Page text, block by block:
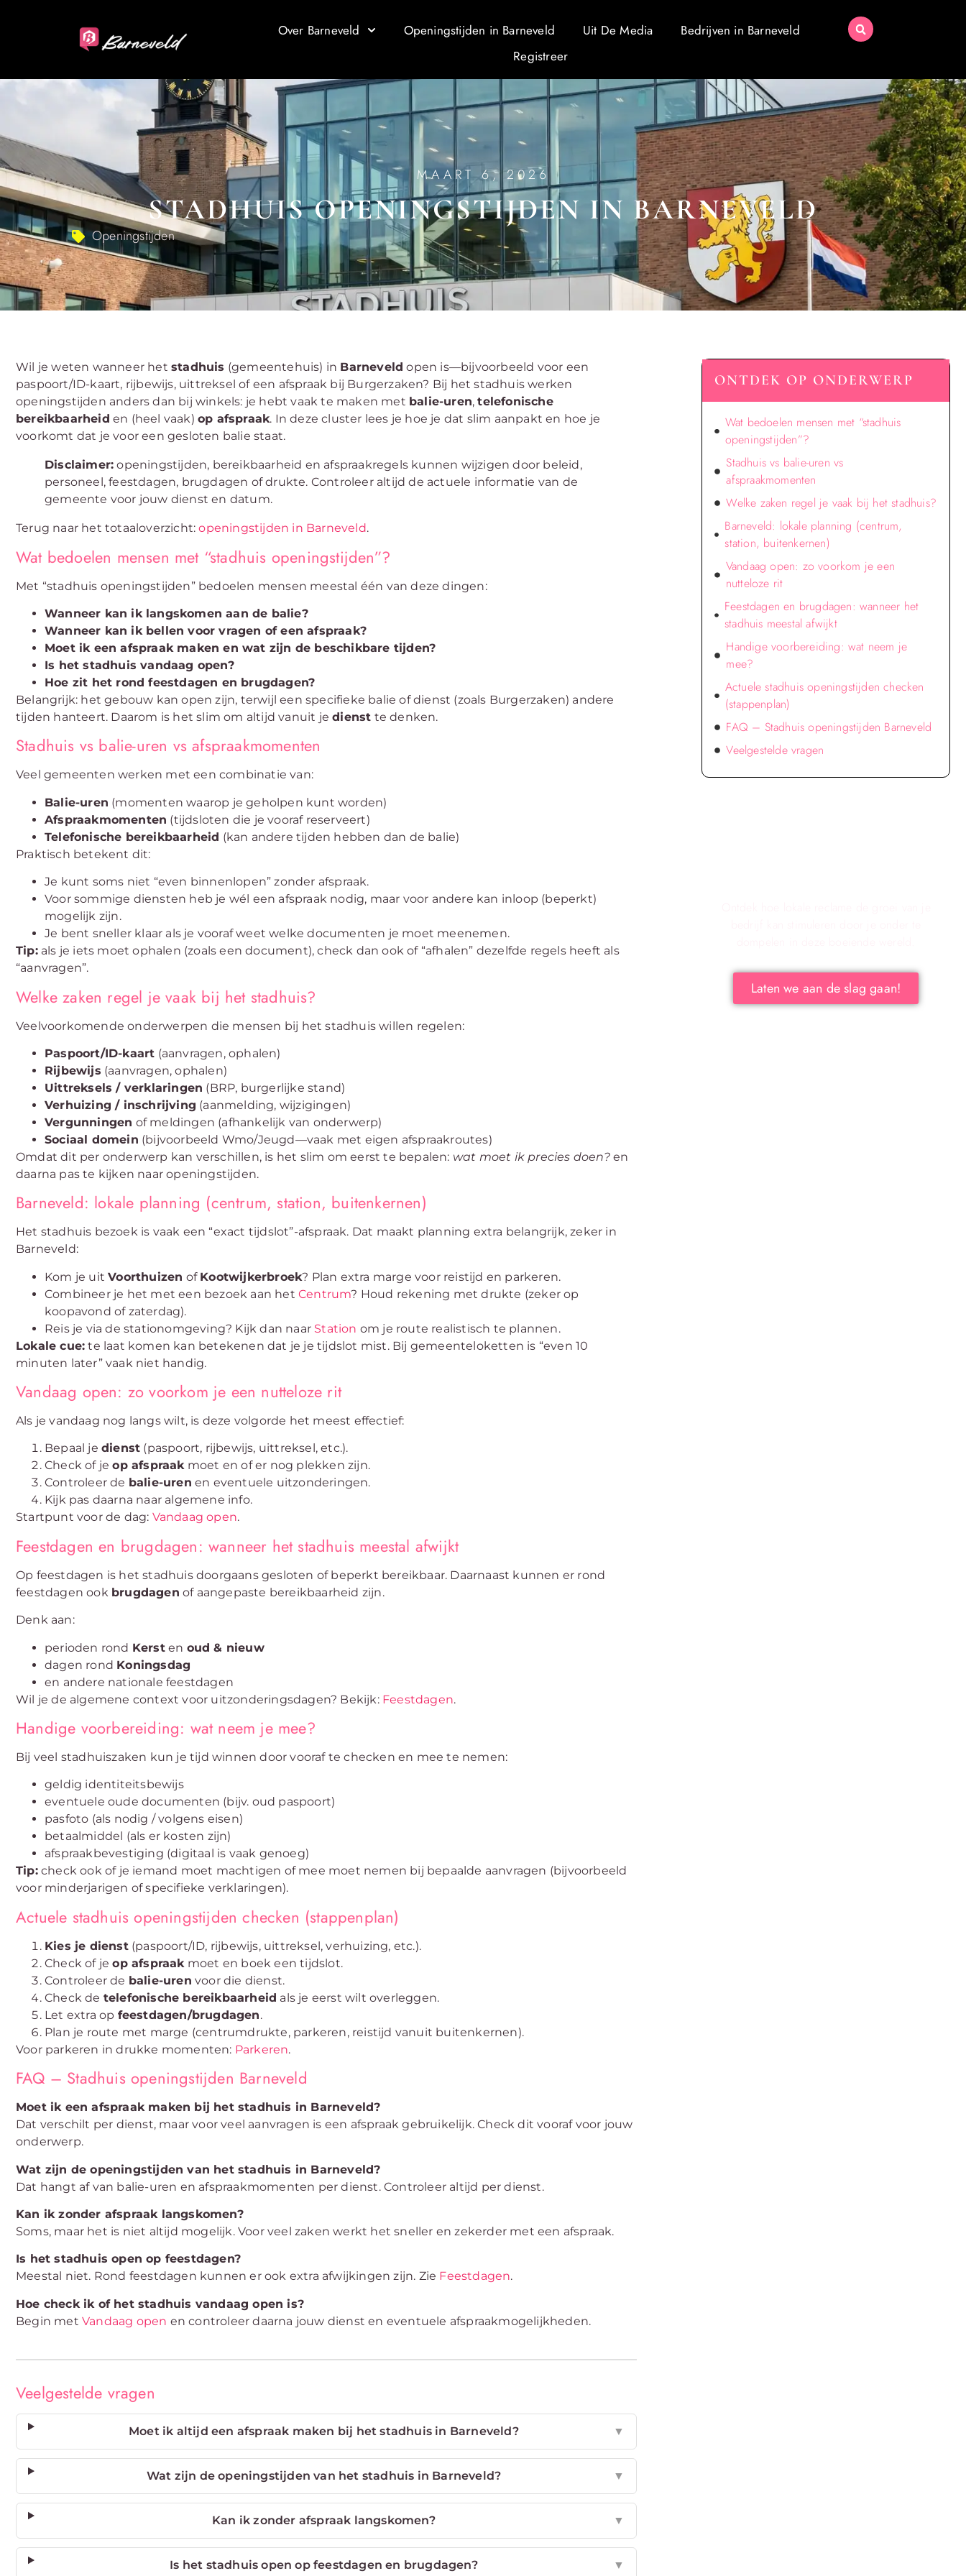
Over Barneveld Openingstijden in Barneveld Uit De Media
Bedrijven in Barneveld
Registreer
MAART 6, 2026
STADHUIS OPENINGSTIJDEN IN BARNEVELD
Openingstijden
Wil je weten wanneer het stadhuis (gemeentehuis) in Barneveld open is—bijvoorbeeld voor een
paspoort/ID-kaart, rijbewijs, uittreksel of een afspraak bij Burgerzaken? Bij het stadhuis werken
openingstijden anders dan bij winkels: je hebt vaak te maken met balie-uren,telefonische
bereikbaarheid en (heel vaak)op afspraak. In deze cluster lees je hoe je dat slim aanpakt en hoe je
voorkomt dat je voor een gesloten balie staat.
Disclaimer: openingstijden, bereikbaarheid en afspraakregels kunnen wijzigen door beleid,
personeel, feestdagen, brugdagen of drukte. Controleer altijd de actuele informatie van de
gemeente voor jouw dienst en datum.
Terug naar het totaaloverzicht:openingstijden in Barneveld.
Wat bedoelen mensen met “stadhuis openingstijden”?
Met “stadhuis openingstijden” bedoelen mensen meestal één van deze dingen:
Wanneer kan ik langskomen aan de balie?
Wanneer kan ik bellen voor vragen of een afspraak?
Moet ik een afspraak maken en wat zijn de beschikbare tijden?
Is het stadhuis vandaag open?
Hoe zit het rond feestdagen en brugdagen?
Belangrijk: het gebouw kan open zijn, terwijl een specifieke balie of dienst (zoals Burgerzaken) andere
tijden hanteert. Daarom is het slim om altijd vanuit jedienst te denken.
Stadhuis vs balie-uren vs afspraakmomenten
Veel gemeenten werken met een combinatie van:
Balie-uren (momenten waarop je geholpen kunt worden)
Afspraakmomenten (tijdsloten die je vooraf reserveert)
Telefonische bereikbaarheid (kan andere tijden hebben dan de balie)
Praktisch betekent dit:
Je kunt soms niet “even binnenlopen” zonder afspraak.
Voor sommige diensten heb je wél een afspraak nodig, maar voor andere kan inloop (beperkt)
mogelijk zijn.
Je bent sneller klaar als je vooraf weet welke documenten je moet meenemen.
Tip:als je iets moet ophalen (zoals een document), check dan ook of “afhalen” dezelfde regels heeft als
“aanvragen”.
Welke zaken regel je vaak bij het stadhuis?
Veelvoorkomende onderwerpen die mensen bij het stadhuis willen regelen:
Paspoort/ID-kaart (aanvragen, ophalen)
Rijbewijs (aanvragen, ophalen)
Uittreksels / verklaringen (BRP, burgerlijke stand)
Verhuizing / inschrijving (aanmelding, wijzigingen)
Vergunningen of meldingen (afhankelijk van onderwerp)
Sociaal domein (bijvoorbeeld Wmo/Jeugd—vaak met eigen afspraakroutes)
Omdat dit per onderwerp kan verschillen, is het slim om eerst te bepalen: wat moet ik precies doen?en
daarna pas te kijken naar openingstijden.
Barneveld: lokale planning (centrum, station, buitenkernen)
Het stadhuis bezoek is vaak een “exact tijdslot”-afspraak. Dat maakt planning extra belangrijk, zeker in
Barneveld:
Kom je uitVoorthuizen of Kootwijkerbroek? Plan extra marge voor reistijd en parkeren.
Combineer je het met een bezoek aan hetCentrum? Houd rekening met drukte (zeker op
koopavond of zaterdag).
Reis je via de stationomgeving? Kijk dan naar Station om je route realistisch te plannen.
Lokale cue: te laat komen kan betekenen dat je je tijdslot mist. Bij gemeenteloketten is “even 10
minuten later” vaak niet handig.
Vandaag open: zo voorkom je een nutteloze rit
Als je vandaag nog langs wilt, is deze volgorde het meest effectief:
Bepaal je dienst (paspoort, rijbewijs, uittreksel, etc.).
Check of jeop afspraakmoet en of er nog plekken zijn.
Controleer de balie-uren en eventuele uitzonderingen.
Kijk pas daarna naar algemene info.
Startpunt voor de dag: Vandaag open.
Feestdagen en brugdagen: wanneer het stadhuis meestal afwijkt
Op feestdagen is het stadhuis doorgaans gesloten of beperkt bereikbaar. Daarnaast kunnen er rond
feestdagen ook brugdagen of aangepaste bereikbaarheid zijn.
Denk aan:
perioden rond Kersten oud & nieuw
dagen rond Koningsdag
en andere nationale feestdagen
Wil je de algemene context voor uitzonderingsdagen? Bekijk: Feestdagen.
Handige voorbereiding: wat neem je mee?
Bij veel stadhuiszaken kun je tijd winnen door vooraf te checken en mee te nemen:
geldig identiteitsbewijs
eventuele oude documenten (bijv. oud paspoort)
pasfoto (als nodig / volgens eisen)
betaalmiddel (als er kosten zijn)
afspraakbevestiging (digitaal is vaak genoeg)
Tip:check ook of je iemand moet machtigen of mee moet nemen bij bepaalde aanvragen (bijvoorbeeld
voor minderjarigen of specifieke verklaringen).
Actuele stadhuis openingstijden checken (stappenplan)
Kies je dienst(paspoort/ID, rijbewijs, uittreksel, verhuizing, etc.).
Check of jeop afspraakmoet en boek een tijdslot.
Controleer de balie-uren voor die dienst.
Check de telefonische bereikbaarheid als je eerst wilt overleggen.
Let extra op feestdagen/brugdagen.
Plan je route met marge (centrumdrukte, parkeren, reistijd vanuit buitenkernen).
Voor parkeren in drukke momenten: Parkeren.
FAQ – Stadhuis openingstijden Barneveld
Moet ik een afspraak maken bij het stadhuis in Barneveld?
Dat verschilt per dienst, maar voor veel aanvragen is een afspraak gebruikelijk. Check dit vooraf voor jouw
onderwerp.
Wat zijn de openingstijden van het stadhuis in Barneveld?
Dat hangt af van balie-uren en afspraakmomenten per dienst. Controleer altijd per dienst.
Kan ik zonder afspraak langskomen?
Soms, maar het is niet altijd mogelijk. Voor veel zaken werkt het sneller en zekerder met een afspraak.
Is het stadhuis open op feestdagen?
Meestal niet. Rond feestdagen kunnen er ook extra afwijkingen zijn. Zie Feestdagen.
Hoe check ik of het stadhuis vandaag open is?
Begin met Vandaag open en controleer daarna jouw dienst en eventuele afspraakmogelijkheden.
Veelgestelde vragen
Moet ik altijd een afspraak maken bij het stadhuis in Barneveld? ▼
Wat zijn de openingstijden van het stadhuis in Barneveld? ▼
Kan ik zonder afspraak langskomen? ▼
Is het stadhuis open op feestdagen en brugdagen? ▼
ONTDEK OP ONDERWERP
Wat bedoelen mensen met “stadhuis
openingstijden”?
Stadhuis vs balie-uren vs
afspraakmomenten
Welke zaken regel je vaak bij het stadhuis?
Barneveld: lokale planning (centrum,
station, buitenkernen)
Vandaag open: zo voorkom je een
nutteloze rit
Feestdagen en brugdagen: wanneer het
stadhuis meestal afwijkt
Handige voorbereiding: wat neem je
mee?
Actuele stadhuis openingstijden checken
(stappenplan)
FAQ – Stadhuis openingstijden Barneveld
Veelgestelde vragen
Laten we aan de slag gaan!